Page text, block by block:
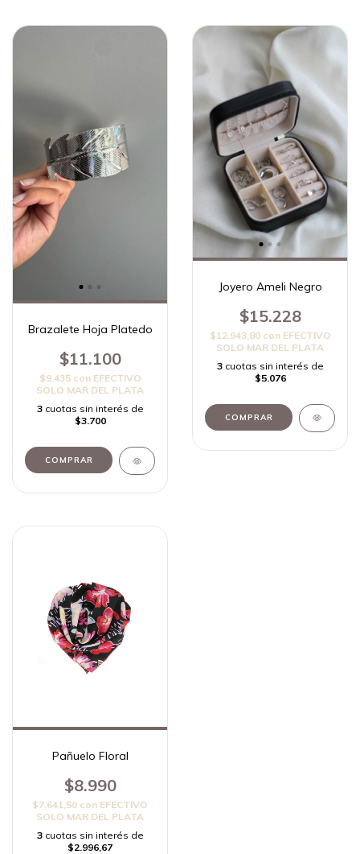
Brazalete Hoja Platedo
$11.100
$9.435 con EFECTIVO
SOLO MAR DEL PLATA
3 cuotas sin interés de
$3.700
Joyero Ameli Negro
$15.228
$12.943,80 con EFECTIVO
SOLO MAR DEL PLATA
3 cuotas sin interés de
$5.076
Pañuelo Floral
$8.990
$7.641,50 con EFECTIVO
SOLO MAR DEL PLATA
3 cuotas sin interés de
$2.996,67